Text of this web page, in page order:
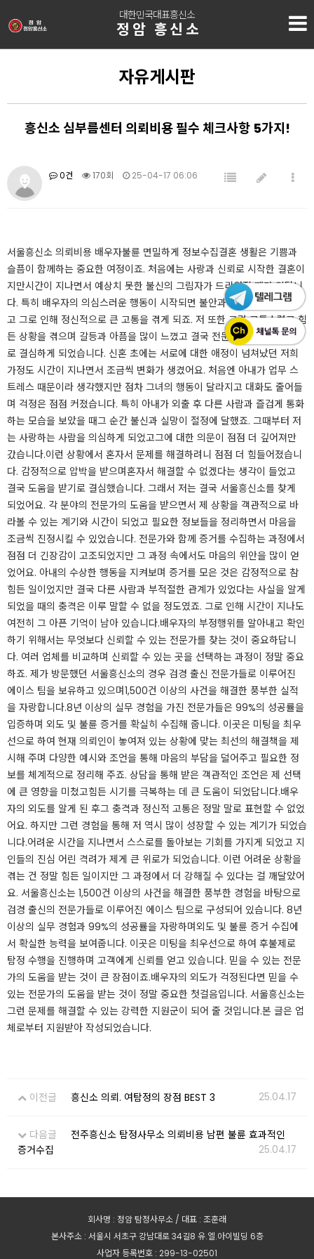
대한민국대표흥신소
정암 흥신소
자유게시판
흥신소 심부름센터 의뢰비용 필수 체크사항 5가지!
0건 170회 25-04-17 06:06
​​​​​​​​​​​​​서울흥신소 의뢰비용 배우자불륜 면밀하게 정보수집​​결혼 생활은 기쁨과
슬픔이 함께하는 중요한 여정이죠. 처음에는 사랑과 신뢰로 시작한 결혼이
지만시간이 지나면서 예상치 못한 불신의 그림자가 드리워질 때가 있답니
다. ​특히 배우자의 의심스러운 행동이 시작되면 불안과 걱정은 점점 커지
고 그로 인해 정신적으로 큰 고통을 겪게 되죠. 저 또한 그런 고통스럽고 힘
든 상황을 겪으며 갈등과 아픔을 많이 느꼈고 결국 전문적인 도움을 받기
로 결심하게 되었습니다. ​신혼 초에는 서로에 대한 애정이 넘쳐났던 저희
가정도 시간이 지나면서 조금씩 변화가 생겼어요. 처음엔 아내가 업무 스
트레스 때문이라 생각했지만 점차 그녀의 행동이 달라지고 대화도 줄어들
며 걱정은 점점 커졌습니다. ​특히 아내가 외출 후 다른 사람과 즐겁게 통화
하는 모습을 보았을 때그 순간 불신과 실망이 절정에 달했죠. 그때부터 저
는 사랑하는 사람을 의심하게 되었고그에 대한 의문이 점점 더 깊어져만
갔습니다.​​​​​​​​이런 상황에서 혼자서 문제를 해결하려니 점점 더 힘들어졌습니
다. 감정적으로 압박을 받으며혼자서 해결할 수 없겠다는 생각이 들었고
결국 도움을 받기로 결심했습니다. ​그래서 저는 결국 서울흥신소를 찾게
되었어요. ​각 분야의 전문가의 도움을 받으면서 제 상황을 객관적으로 바
라볼 수 있는 계기와 시간이 되었고 필요한 정보들을 정리하면서 마음을
조금씩 진정시킬 수 있었습니다. ​전문가와 함께 증거를 수집하는 과정에서
점점 더 긴장감이 고조되었지만 그 과정 속에서도 마음의 위안을 많이 얻
었어요. ​​​​​​아내의 수상한 행동을 지켜보며 증거를 모은 것은 감정적으로 참
힘든 일이었지만 결국 다른 사람과 부적절한 관계가 있었다는 사실을 알게
되었을 때의 충격은 이루 말할 수 없을 정도였죠. ​그로 인해 시간이 지나도
여전히 그 아픈 기억이 남아 있습니다.​​​​​​​​배우자의 부정행위를 알아내고 확인
하기 위해서는 무엇보다 신뢰할 수 있는 전문가를 찾는 것이 중요하답니
다. 여러 업체를 비교하며 신뢰할 수 있는 곳을 선택하는 과정이 정말 중요
하죠. ​제가 방문했던 서울흥신소의 경우 검경 출신 전문가들로 이루어진
에이스 팀을 보유하고 있으며1,500건 이상의 사건을 해결한 풍부한 실적
을 자랑합니다.​​​​​8년 이상의 실무 경험을 가진 전문가들은 99%의 성공률을
입증하며 외도 및 불륜 증거를 확실히 수집해 줍니다. 이곳은 미팅을 최우
선으로 하여 현재 의뢰인이 놓여져 있는 상황에 맞는 최선의 해결책을 제
시해 주며 다양한 예시와 조언을 통해 마음의 부담을 덜어주고 필요한 정
보를 체계적으로 정리해 주죠. ​상담을 통해 받은 객관적인 조언은 제 선택
에 큰 영향을 미쳤고힘든 시기를 극복하는 데 큰 도움이 되었답니다.​​​​​​​배우
자의 외도를 알게 된 후그 충격과 정신적 고통은 정말 말로 표현할 수 없었
어요. 하지만 그런 경험을 통해 저 역시 많이 성장할 수 있는 계기가 되었습
니다.​어려운 시간을 지나면서 스스로를 돌아보는 기회를 가지게 되었고 지
인들의 진심 어린 격려가 제게 큰 위로가 되었습니다. 이런 어려운 상황을
겪는 건 정말 힘든 일이지만 그 과정에서 더 강해질 수 있다는 걸 깨달았어
요. ​​​​​​서울흥신소는 1,500건 이상의 사건을 해결한 풍부한 경험을 바탕으로
검경 출신의 전문가들로 이루어진 에이스 팀으로 구성되어 있습니다. ​8년
이상의 실무 경험과 99%의 성공률을 자랑하며외도 및 불륜 증거 수집에
서 확실한 능력을 보여줍니다. 이곳은 미팅을 최우선으로 하여 후불제로
탐정 수행을 진행하며 고객에게 신뢰를 얻고 있습니다. 믿을 수 있는 전문
가의 도움을 받는 것이 큰 장점이죠.​배우자의 외도가 걱정된다면 믿을 수
있는 전문가의 도움을 받는 것이 정말 중요한 첫걸음입니다. 서울흥신소는
그런 문제를 해결할 수 있는 강력한 지원군이 되어 줄 것입니다.​​​​​​​​본 글은 업
체로부터 지원받아 작성되었습니다.
이전글 흥신소 의뢰. 여탐정의 장점 BEST 3 25.04.17
다음글
전주흥신소 탐정사무소 의뢰비용 남편 불륜 효과적인
증거수집
25.04.17
회사명 : 정암 탐정사무소 / 대표 : 조훈래
본사주소 : 서울시 서초구 강남대로 34길8 유.엘.아이빌딩 6층
사업자 등록번호 : 299-13-02501